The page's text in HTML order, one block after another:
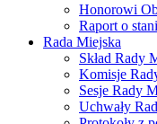
Honorowi
Raport o
Rada Miejska
Skład Rady
Komisje
Sesje Rady
Uchwały